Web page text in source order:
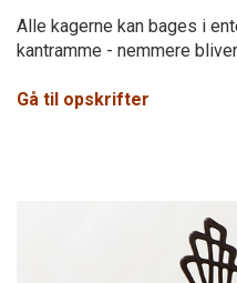
Alle kagerne kan bages i
kantramme - nemmere
Gå til opskrifter